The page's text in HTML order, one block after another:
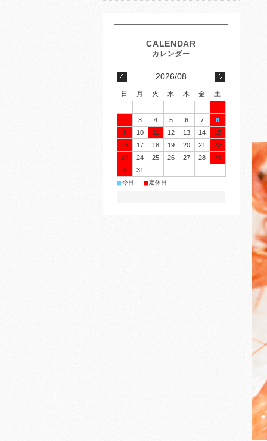
2026/08
日 月 火 水 木 金
土
1
2
3 4 5 6 7
8
9
10 11 12 13 14
15
16
17 18 19 20 21
22
23
24 25 26 27 28
29
30
31
■ 今日 ■ 定休日